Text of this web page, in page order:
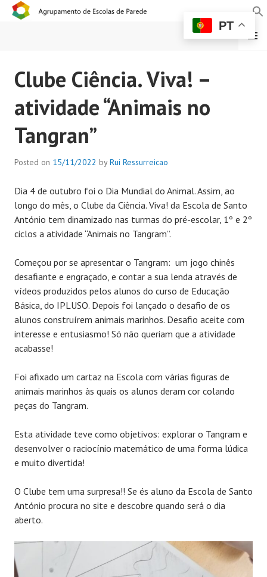
AGRUPAMENTO DE
ESCOLAS DE PAREDE
MENU
Clube Ciência. Viva! –
atividade “Animais no
Tangran”
Posted on 15/11/2022 byRui Ressurreicao
Dia 4 de outubro foi o Dia Mundial do Animal. Assim, ao
longo do mês, o Clube da Ciência. Viva! da Escola de Santo
António tem dinamizado nas turmas do pré-escolar, 1º e 2º
ciclos a atividade “Animais no Tangram”.
Começou por se apresentar o Tangram: um jogo chinês
desafiante e engraçado, e contar a sua lenda através de
vídeos produzidos pelos alunos do curso de Educação
Básica, do IPLUSO. Depois foi lançado o desafio de os
alunos construírem animais marinhos. Desafio aceite com
interesse e entusiasmo! Só não queriam que a atividade
acabasse!
Foi afixado um cartaz na Escola com várias figuras de
animais marinhos às quais os alunos deram cor colando
peças do Tangram.
Esta atividade teve como objetivos: explorar o Tangram e
desenvolver o raciocínio matemático de uma forma lúdica
e muito divertida!
O Clube tem uma surpresa!! Se és aluno da Escola de Santo
António procura no site e descobre quando será o dia
aberto.
PT